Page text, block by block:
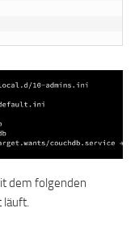
dem folgenden
läuft.